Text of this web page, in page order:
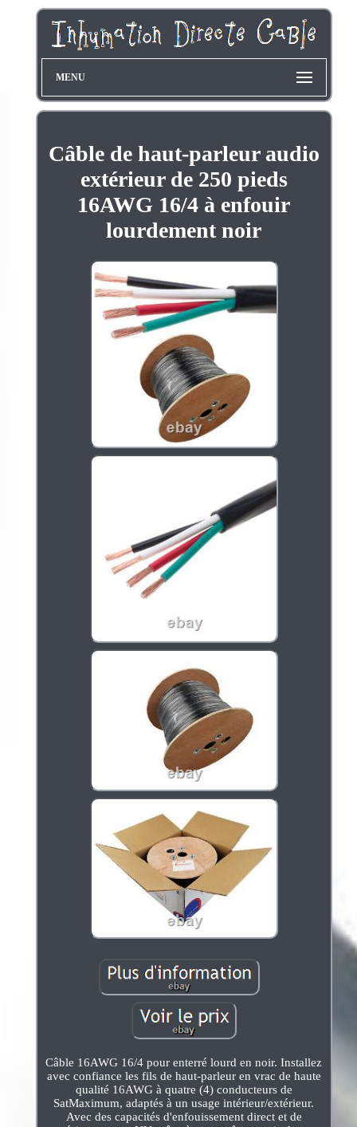
MENU
Câble de haut-parleur audio
extérieur de 250 pieds
16AWG 16/4 à enfouir
lourdement noir
Câble 16AWG 16/4 pour enterré lourd en noir. Installez
avec confiance les fils de haut-parleur en vrac de haute
qualité 16AWG à quatre (4) conducteurs de
SatMaximum, adaptés à un usage intérieur/extérieur.
Avec des capacités d'enfouissement direct et de